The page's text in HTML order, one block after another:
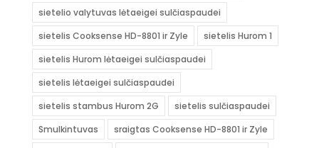
sietelio valytuvas lėtaeigei sulčiaspaudei
sietelis Cooksense HD-8801 ir Zyle
sietelis Hurom 1
sietelis Hurom lėtaeigei sulčiaspaudei
sietelis lėtaeigei sulčiaspaudei
sietelis stambus Hurom 2G
sietelis sulčiaspaudei
Smulkintuvas
sraigtas Cooksense HD-8801 ir Zyle